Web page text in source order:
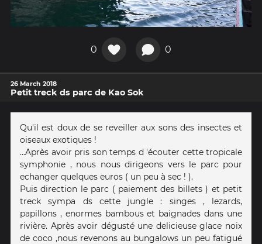
0 0
26 March 2018
Petit treck ds parc de Kao Sok
Qu'il est doux de se reveiller aux sons des insectes et
oiseaux exotiques !
...Après avoir pris son temps d 'écouter cette tropicale
symphonie , nous nous dirigeons vers le parc pour
echanger quelques euros ( un peu à sec ! ).
Puis direction le parc ( paiement des billets ) et petit
treck sympa ds cette jungle : singes , lezards,
papillons , enormes bambous et baignades dans une
rivière. Après avoir dégusté une delicieuse glace noix
de coco ,nous revenons au bungalows un peu fatigué